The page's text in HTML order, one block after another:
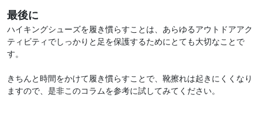
最後に
ハイキングシューズを履き慣らすことは、あらゆるアウトドアアク
ティビティでしっかりと足を保護するためにとても大切なことで
す。
きちんと時間をかけて履き慣らすことで、靴擦れは起きにくくなり
ますので、是非このコラムを参考に試してみてください。